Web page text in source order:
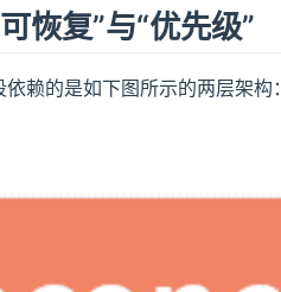
恢复”与“优先级”
赖的是如下图所示的两层架构：